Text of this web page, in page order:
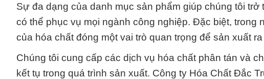
Sự đa dạng của danh mục sản phẩm giúp chúng tôi
có thể phục vụ mọi ngành công nghiệp. Đặc biệt,
của hóa chất đóng một vai trò quan trọng để sản xuất
Chúng tôi cung cấp các dịch vụ hóa chất phân tán và
kết tụ trong quá trình sản xuất. Công ty Hóa Chất Đắc